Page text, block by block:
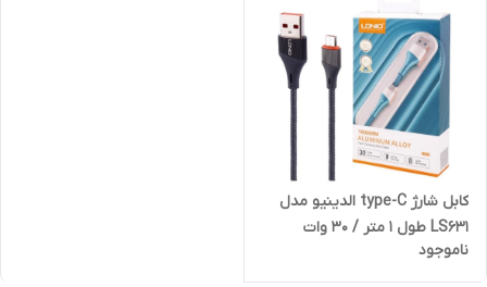
کابل شارژ type-C الدینیو مدل
LS631 طول 1 متر / 30 وات
ناموجود